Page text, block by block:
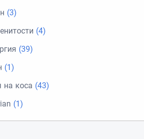
(3)
(4)
(39)
(1)
на коса (43)
(1)